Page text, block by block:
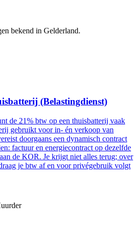
bekend in Gelderland.
(Belastingdienst)
de 21% btw op een thuisbatterij vaak
gebruikt voor in- én verkoop van
doorgaans een dynamisch contract
factuur en energiecontract op dezelfde
de KOR. Je krijgt niet alles terug; over
je btw af en voor privégebruik volgt